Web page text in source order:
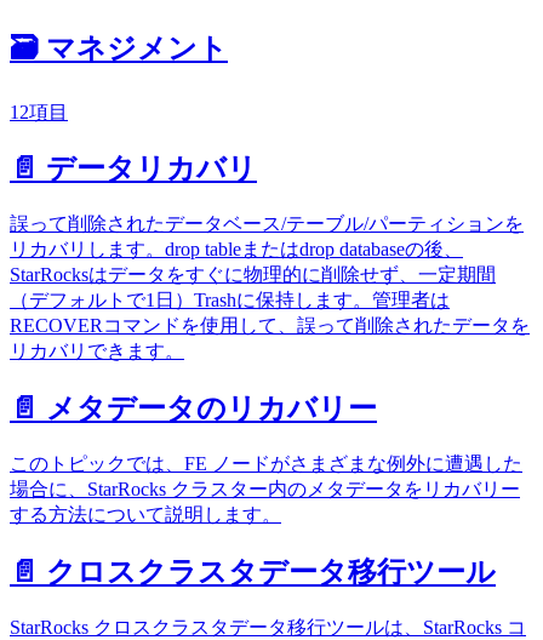
🗃️ マネジメント
12項目
📄️ データリカバリ
誤って削除されたデータベース/テーブル/パーティションを
リカバリします。drop tableまたはdrop databaseの後、
StarRocksはデータをすぐに物理的に削除せず、一定期間
（デフォルトで1日）Trashに保持します。管理者は
RECOVERコマンドを使用して、誤って削除されたデータを
リカバリできます。
📄️ メタデータのリカバリー
このトピックでは、FE ノードがさまざまな例外に遭遇した
場合に、StarRocks クラスター内のメタデータをリカバリー
する方法について説明します。
📄️ クロスクラスタデータ移行ツール
StarRocks クロスクラスタデータ移行ツールは、StarRocks コ